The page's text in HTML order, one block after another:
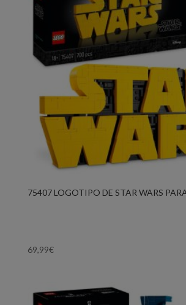
75407 LOGOTIPO DE STAR WARS
69,99€